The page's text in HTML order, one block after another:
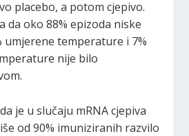
placebo, a potom cjepivo.
da oko 88% epizoda niske
umjerene temperature i 7%
nije bilo
je u slučaju mRNA cjepiva
od 90% imuniziranih razvilo